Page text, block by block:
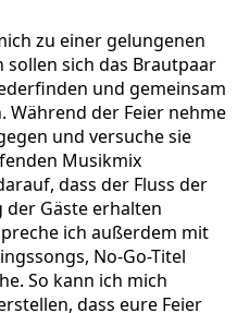
zu einer gelungenen
sollen sich das Brautpaar
und gemeinsam
der Feier nehme
und versuche sie
Musikmix
dass der Fluss der
der Gäste erhalten
ich außerdem mit
No-Go-Titel
So kann ich mich
dass eure Feier